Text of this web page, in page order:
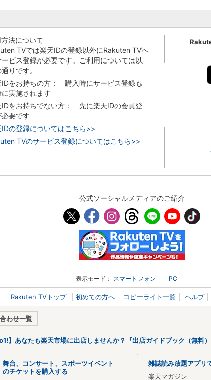
法について
TVでは楽天IDの登録以外にRakuten TVへ
ビス登録が必要です。ご利用については以
りです。
IDをお持ちの方： 購入時にサービス登録も
に実施されます
IDをお持ちでない方： 先に楽天IDの会員登
要です
の登録についてはこちら>>
TVのサービス登録についてはこちら>>
公式ソーシャルメディアのご紹介
表示モード： スマートフォン PC
Rakuten TVトップ 初めての方へ コピーライト一覧 ヘルプ
わせ一覧
】あなたも楽天市場に出店しませんか？『出店ガイドブック（無料
舞台、コンサート、スポーツイベント
のチケットを購入する
雑誌読み放題アプリ
楽天マガジン